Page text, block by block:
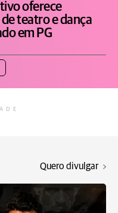
oferece
teatro e dança
em PG
Quero divulgar